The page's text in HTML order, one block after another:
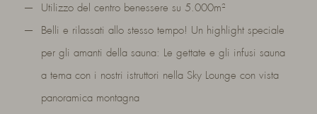
Utilizzo del centro benessere su 5.000m²
Belli e rilassati allo stesso tempo! Un highlight speciale
per gli amanti della sauna: Le gettate e gli infusi sauna
a tema con i nostri istruttori nella Sky Lounge con vista
panoramica montagna